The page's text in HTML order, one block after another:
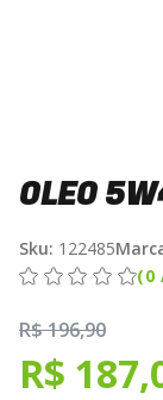
OLEO
Sku: 122485
(0
R$ 196,90
R$